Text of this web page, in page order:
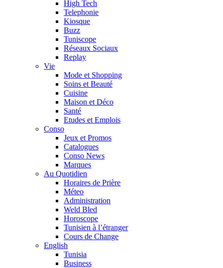
High Tech
Telephonie
Kiosque
Buzz
Tuniscope
Réseaux Sociaux
Replay
Vie
Mode et Shopping
Soins et Beauté
Cuisine
Maison et Déco
Santé
Etudes et Emplois
Conso
Jeux et Promos
Catalogues
Conso News
Marques
Au Quotidien
Horaires de Prière
Méteo
Administration
Weld Bled
Horoscope
Tunisien à l’étranger
Cours de Change
English
Tunisia
Business